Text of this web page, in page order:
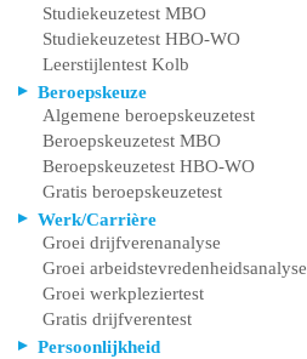
Studiekeuzetest MBO
Studiekeuzetest HBO-WO
Leerstijlentest Kolb
Beroepskeuze
Algemene beroepskeuzetest
Beroepskeuzetest MBO
Beroepskeuzetest HBO-WO
Gratis beroepskeuzetest
Werk/Carrière
Groei drijfverenanalyse
Groei arbeidstevredenheidsanalyse
Groei werkpleziertest
Gratis drijfverentest
Persoonlijkheid